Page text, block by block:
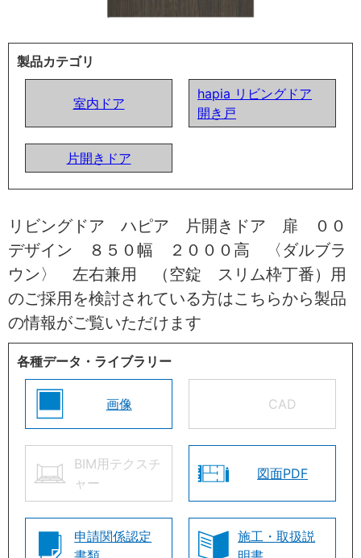
製品カテゴリ
室内ドア
hapia リビングドア
開き戸
片開きドア
リビングドア ハピア 片開きドア 扉 ００
デザイン ８５０幅 ２０００高 〈ダルブラ
ウン〉 左右兼用 （空錠 スリム枠丁番）用
のご採用を検討されている方はこちらから製品
の情報がご覧いただけます
各種データ・ライブラリー
画像 CAD
BIM用テクスチ
ャー
図面PDF
申請関係認定
施工・取扱説